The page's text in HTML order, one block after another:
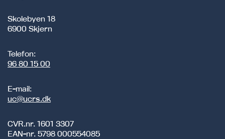
Skolebyen 18
6900 Skjern
Telefon:
96 80 15 00
E-mail:
uc@ucrs.dk
CVR.nr. 1601 3307
EAN-nr. 5798 000554085